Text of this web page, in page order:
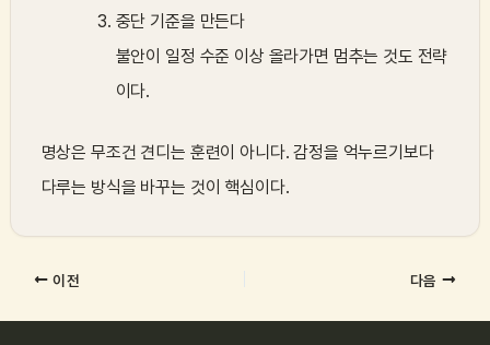
중단 기준을 만든다
불안이 일정 수준 이상 올라가면 멈추는 것도 전략
이다.
명상은 무조건 견디는 훈련이 아니다. 감정을 억누르기보다
다루는 방식을 바꾸는 것이 핵심이다.
이전 다음